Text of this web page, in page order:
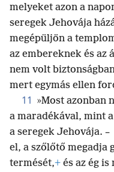
melyeket azon a
seregek Jehovája
megépüljön a
az embereknek és az
nem volt
mert egymás ellen
11 »Most azonban
a maradékával, mint
a seregek Jehovája. –
el, a szőlőtő megadja
termését,+ és az ég